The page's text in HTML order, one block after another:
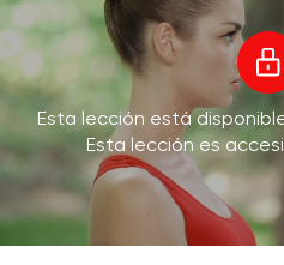
Esta lección está
Esta lección es